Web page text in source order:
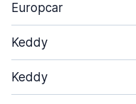
Europcar
Keddy
Keddy